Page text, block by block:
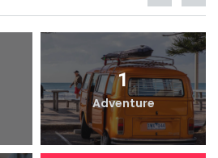
1
Adventure